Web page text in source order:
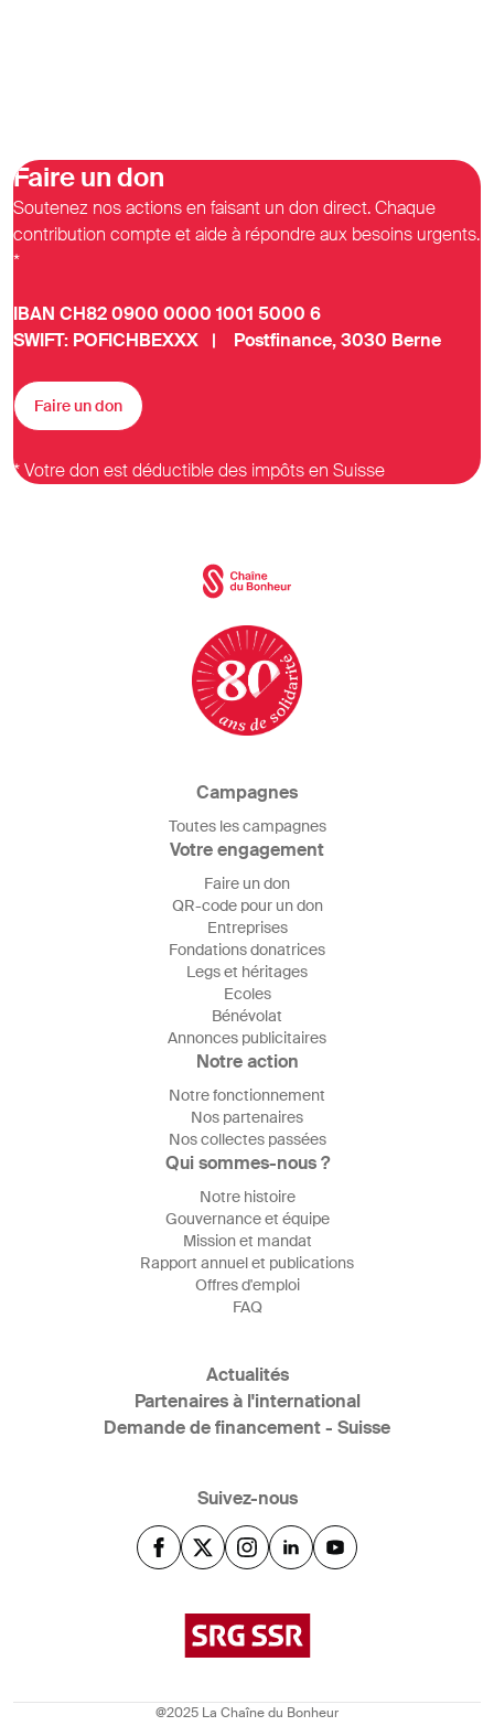
Faire un don
Soutenez nos actions en faisant un don direct. Chaque
contribution compte et aide à répondre aux besoins urgents.
*
IBAN CH82 0900 0000 1001 5000 6
SWIFT: POFICHBEXXX | Postfinance, 3030 Berne
Faire un don
* Votre don est déductible des impôts en Suisse
Campagnes
Toutes les campagnes
Votre engagement
Faire un don
QR-code pour un don
Entreprises
Fondations donatrices
Legs et héritages
Ecoles
Bénévolat
Annonces publicitaires
Notre action
Notre fonctionnement
Nos partenaires
Nos collectes passées
Qui sommes-nous ?
Notre histoire
Gouvernance et équipe
Mission et mandat
Rapport annuel et publications
Offres d'emploi
FAQ
Actualités
Partenaires à l'international
Demande de financement - Suisse
Suivez-nous
@2025 La Chaîne du Bonheur